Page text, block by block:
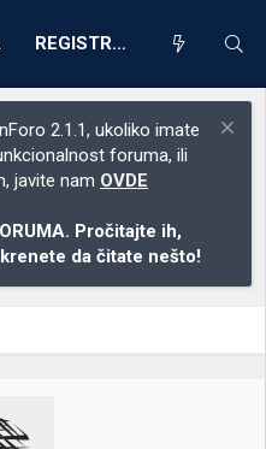
REGISTRACIJA
2.1.1, ukoliko imate
foruma, ili
javite nam OVDE
Pročitajte ih,
da čitate nešto!